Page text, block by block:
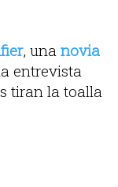
, una novia
entrevista
tiran la toalla